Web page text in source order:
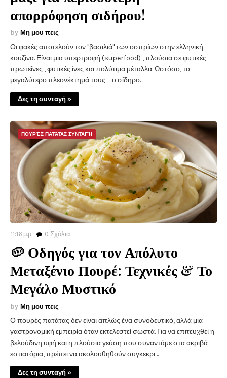
απορρόφηση σιδήρου!
Μη μου πεις
Οι φακές αποτελούν τον "βασιλιά" των οσπρίων στην ελληνική
κουζίνα. Είναι μια υπερτροφή (superfood) , πλούσια σε φυτικές
πρωτεΐνες , φυτικές ίνες και πολύτιμα μέταλλα. Ωστόσο, το
μεγαλύτερο πλεονέκτημά τους —ο σίδηρο…
Δες τη συνταγή »
ΠΟΥΡΈΣ ΠΑΤΆΤΑΣ ΣΥΝΤΑΓΉ
11:16 μ.μ. 0 Σχόλια
🥔 Οδηγός για τον Απόλυτο
Μεταξένιο Πουρέ: Τεχνικές & Το
Μεγάλο Μυστικό
Μη μου πεις
Ο πουρές πατάτας δεν είναι απλώς ένα συνοδευτικό, αλλά μια
γαστρονομική εμπειρία όταν εκτελεστεί σωστά. Για να επιτευχθεί η
βελούδινη υφή και η πλούσια γεύση που συναντάμε στα ακριβά
εστιατόρια, πρέπει να ακολουθηθούν συγκεκρι…
Δες τη συνταγή »